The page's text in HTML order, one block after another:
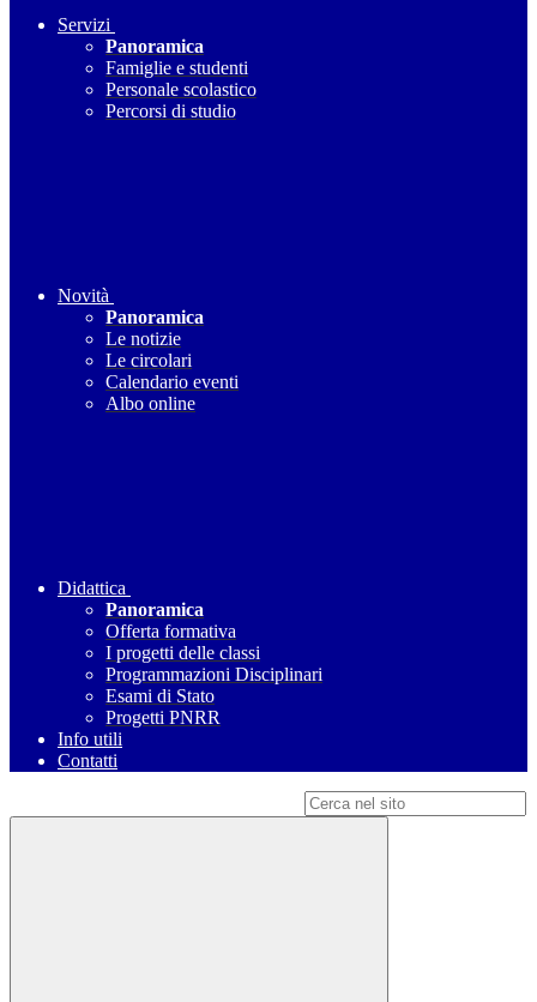
Servizi
Panoramica
Famiglie e studenti
Personale scolastico
Percorsi di studio
Novità
Panoramica
Le notizie
Le circolari
Calendario eventi
Albo online
Didattica
Panoramica
Offerta formativa
I progetti delle classi
Programmazioni Disciplinari
Esami di Stato
Progetti PNRR
Info utili
Contatti